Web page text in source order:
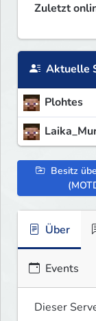
Zuletzt
Aktuelle
Plohtes
Besitz
Über
Events
Dieser